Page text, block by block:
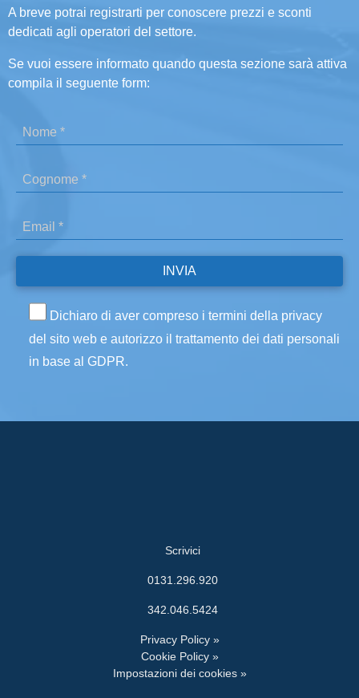
A breve potrai registrarti per conoscere prezzi e sconti
dedicati agli operatori del settore.
Se vuoi essere informato quando questa sezione sarà attiva
compila il seguente form:
Dichiaro di aver compreso i termini della privacy
del sito web e autorizzo il trattamento dei dati personali
in base al GDPR.
Scrivici
0131.296.920
342.046.5424
Privacy Policy »
Cookie Policy »
Impostazioni dei cookies »